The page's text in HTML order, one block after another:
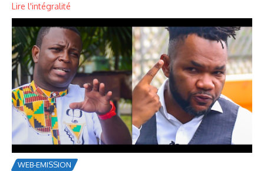
Lire l'intégralité
WEB-EMISSION